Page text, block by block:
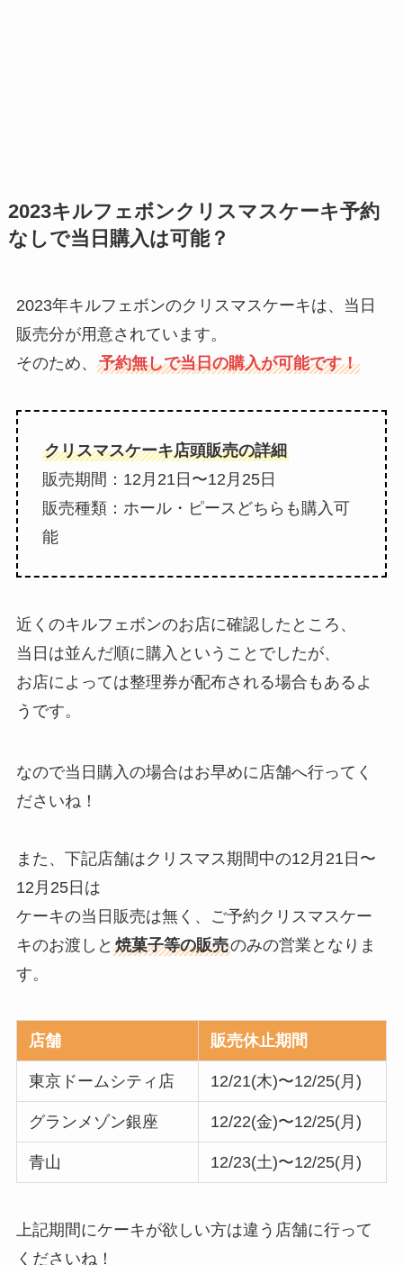
2023キルフェボンクリスマスケーキ予約
なしで当日購入は可能？
2023年キルフェボンのクリスマスケーキは、当日
販売分が用意されています。
そのため、 予約無しで当日の購入が可能です！
クリスマスケーキ店頭販売の詳細
販売期間：12月21日〜12月25日
販売種類：ホール・ピースどちらも購入可
能
近くのキルフェボンのお店に確認したところ、
当日は並んだ順に購入ということでしたが、
お店によっては整理券が配布される場合もあるよ
うです。
なので当日購入の場合はお早めに店舗へ行ってく
ださいね！
また、下記店舗はクリスマス期間中の12月21日〜
12月25日は
ケーキの当日販売は無く、ご予約クリスマスケー
キのお渡しと 焼菓子等の販売のみの営業となりま
す。
店舗 販売休止期間
東京ドームシティ店 12/21(木)〜12/25(月)
グランメゾン銀座 12/22(金)〜12/25(月)
青山 12/23(土)〜12/25(月)
上記期間にケーキが欲しい方は違う店舗に行って
くださいね！